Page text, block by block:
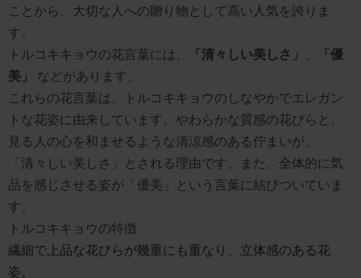
ことから、大切な人への贈り物として高い人気を誇りま
す。
トルコキキョウの花言葉には、
「清々しい美しさ」 、
「優
美」
などがあります。
これらの花言葉は、トルコキキョウのしなやかでエレガン
トな花姿に由来しています。やわらかな質感の花びらと、
見る人の心を和ませるような清涼感のある佇まいが、
「清々しい美しさ」とされる理由です。また、全体的に気
品を感じさせる姿が「優美」という言葉に結びついていま
す。
トルコキキョウの特徴
繊細で上品な花びらが幾重にも重なり、立体感のある花
姿。